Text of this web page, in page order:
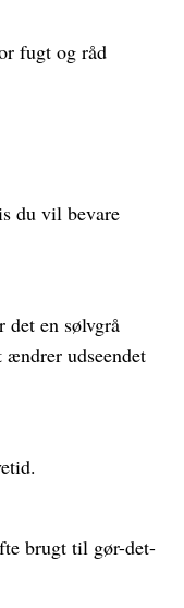
fugt og råd
du vil bevare
en sølvgrå
udseendet
brugt til gør-det-